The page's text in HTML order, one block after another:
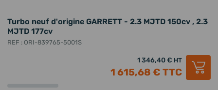
Turbo neuf d'origine GARRETT - 2.3 MJTD 150cv , 2.3
MJTD 177cv
REF : ORI-839765-5001S
1 346,40 € HT
1 615,68 € TTC